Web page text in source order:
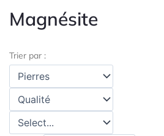
Magnésite
Trier par :